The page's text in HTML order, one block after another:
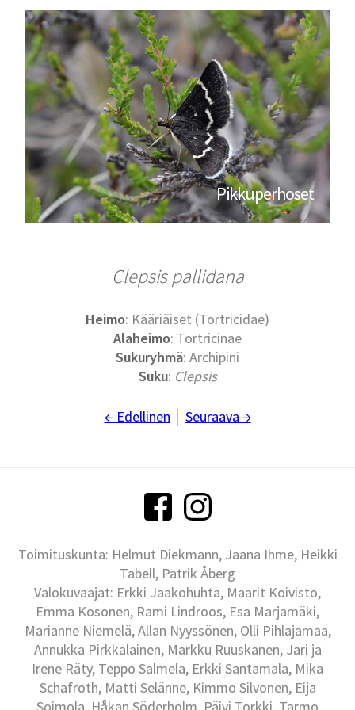
Pikkuperhoset
Clepsis pallidana
Heimo: Kääriäiset (Tortricidae)
Alaheimo: Tortricinae
Sukuryhmä: Archipini
Suku: Clepsis
← Edellinen Seuraava →
Toimituskunta: Helmut Diekmann, Jaana Ihme, Heikki
Tabell, Patrik Åberg
Valokuvaajat: Erkki Jaakohuhta, Maarit Koivisto,
Emma Kosonen, Rami Lindroos, Esa Marjamäki,
Marianne Niemelä, Allan Nyyssönen, Olli Pihlajamaa,
Annukka Pirkkalainen, Markku Ruuskanen, Jari ja
Irene Räty, Teppo Salmela, Erkki Santamala, Mika
Schafroth, Matti Selänne, Kimmo Silvonen, Eija